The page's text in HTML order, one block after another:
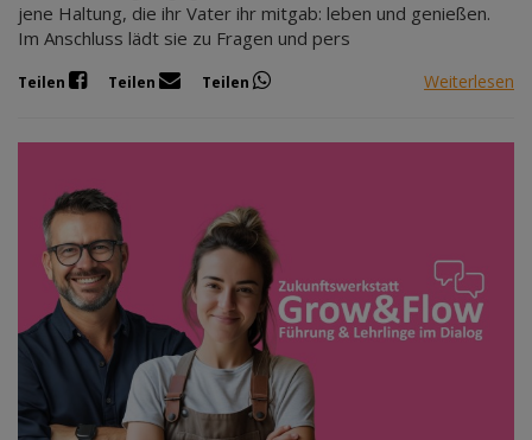
jene Haltung, die ihr Vater ihr mitgab: leben und genießen.
Im Anschluss lädt sie zu Fragen und pers
Teilen Teilen Teilen Weiterlesen